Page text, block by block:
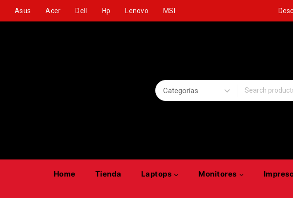
Asus Acer Dell Hp Lenovo MSI
Search for:
Home Tienda Laptops Monitores